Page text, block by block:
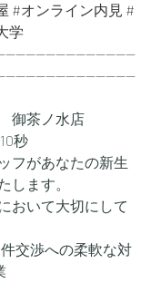
#オンライン内見 #
学
御茶ノ水店
秒
フがあなたの新生
します。
おいて大切にして
交渉への柔軟な対